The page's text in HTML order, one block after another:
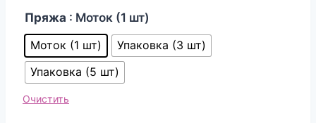
Пряжа : Моток (1 шт)
Моток (1 шт)
Упаковка (3 шт)
Упаковка (5 шт)
Очистить